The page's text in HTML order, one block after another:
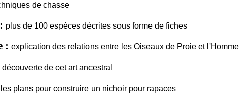
de chasse
plus de 100 espèces décrites sous forme de fiches
: explication des relations entre les Oiseaux de Proie et
découverte de cet art ancestral
plans pour construire un nichoir pour rapaces